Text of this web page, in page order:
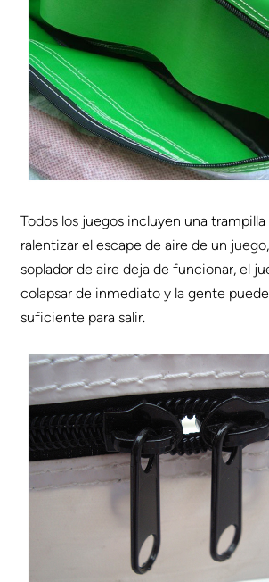
Todos los juegos incluyen una
ralentizar el escape de aire de un
soplador de aire deja de funcionar, el
colapsar de inmediato y la gente
suficiente para salir.